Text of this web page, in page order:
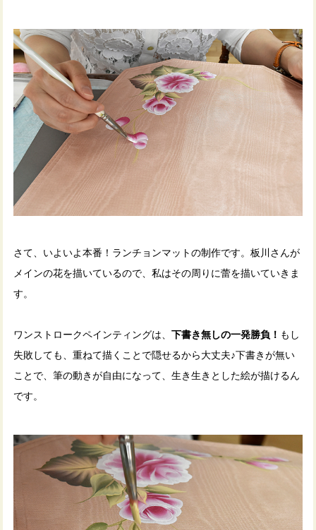
さて、いよいよ本番！ランチョンマットの制作です。板川さんが
メインの花を描いているので、私はその周りに蕾を描いていきま
す。
ワンストロークペインティングは、下書き無しの一発勝負！ もし
失敗しても、重ねて描くことで隠せるから大丈夫♪下書きが無い
ことで、筆の動きが自由になって、生き生きとした絵が描けるん
です。